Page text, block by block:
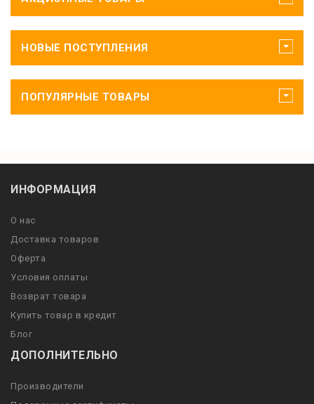
НОВЫЕ ПОСТУПЛЕНИЯ
ПОПУЛЯРНЫЕ ТОВАРЫ
ИНФОРМАЦИЯ
О нас
Доставка товаров
Оферта
Условия оплаты
Возврат товара
Купить товар в кредит
Блог
ДОПОЛНИТЕЛЬНО
Производители